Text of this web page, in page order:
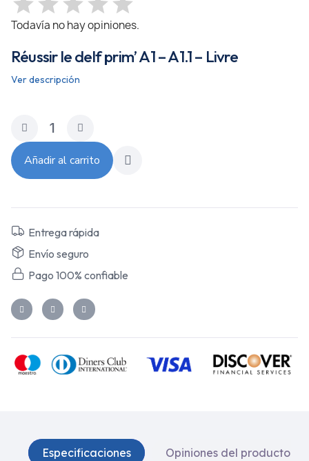
Todavía no hay opiniones.
Réussir le delf prim’ A1 – A1.1 – Livre
Ver descripción
Añadir al carrito
Entrega rápida
Envío seguro
Pago 100% confiable
Especificaciones Opiniones del producto